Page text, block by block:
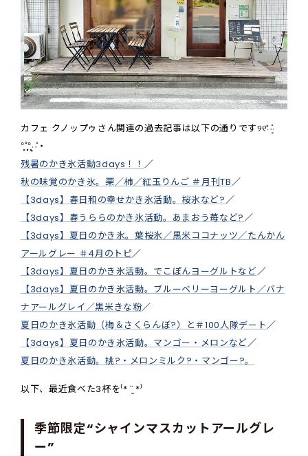
カフェ クノップゥさん関連の過去記事は以下の通りです୨୧‧̍̊·̊‧̥
°̩̥˚̩̩̥͙°̩̥‧̥·̊‧
残暑のかき氷活動3days！！ ／
秋の味覚のかき氷。栗／柿／紅玉りんご ＃月刊TB／
【3days】春日和の幸せかき氷活動。桜氷など?／
【3days】春うららのかき氷活動。あまおう苺など?／
【3days】夏日のかき氷。葉桜氷／黒米ココナッツ／たんかん
アールグレー ＃4月のトピ／
【3days】夏日のかき氷活動。でこぽんヨーグルトなど／
【3days】夏日のかき氷活動。ブルーベリーヨーグルト／バナ
ナアールグレイ／黒米きな粉／
夏日のかき氷活動（梅＆さくらんぼ?）と＃100人隊デート／
【3days】夏日のかき氷活動。マンゴー・メロンなど／
夏日のかき氷活動。桃?・メロンミルク?・マンゴー?。
以下、最近食べた3杯を⁽* ¨̮ *⁾
季節限定“シャインマスカットアールグレ
ー”